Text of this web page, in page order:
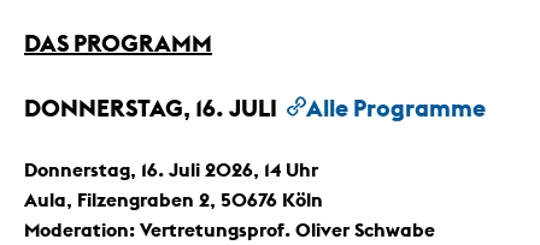
DAS PROGRAMM
DONNERSTAG, 16. JULI Alle Programme
Donnerstag, 16. Juli 2026, 14 Uhr
Aula, Filzengraben 2, 50676 Köln
Moderation: Vertretungsprof. Oliver Schwabe